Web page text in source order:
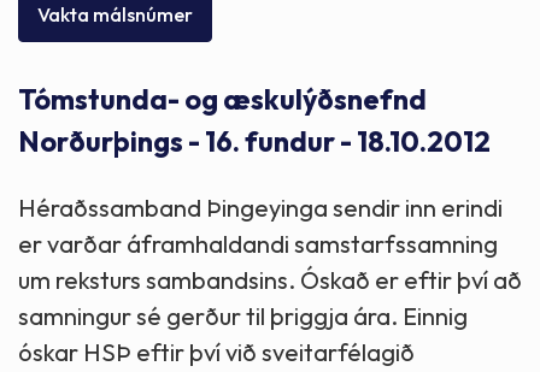
Vakta málsnúmer
Tómstunda- og æskulýðsnefnd
Norðurþings - 16. fundur - 18.10.2012
Héraðssamband Þingeyinga sendir inn erindi
er varðar áframhaldandi samstarfssamning
um reksturs sambandsins. Óskað er eftir því að
samningur sé gerður til þriggja ára. Einnig
óskar HSÞ eftir því við sveitarfélagið